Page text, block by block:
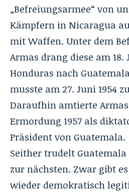
„Befreiungsarmee“ von
Kämpfern in Nicaragua
mit Waffen. Unter dem
Armas drang diese am 18.
Honduras nach
musste am 27. Juni 1954
Daraufhin amtierte
Ermordung 1957 als
Präsident von Guatemala.
Seither trudelt
zur nächsten. Zwar gibt
wieder demokratisch